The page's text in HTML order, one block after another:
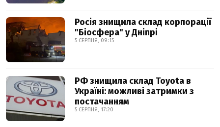
Росія знищила склад корпорації
"Біосфера" у Дніпрі
5 СЕРПНЯ, 09:15
РФ знищила склад Toyota в
Україні: можливі затримки з
постачанням
5 СЕРПНЯ, 17:20